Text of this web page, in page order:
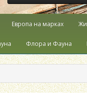
Европа на марках
Флора и Фауна